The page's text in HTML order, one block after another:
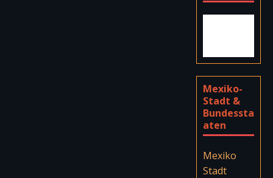
Mexiko-
Stadt &
Bundessta
aten
Mexiko
Stadt